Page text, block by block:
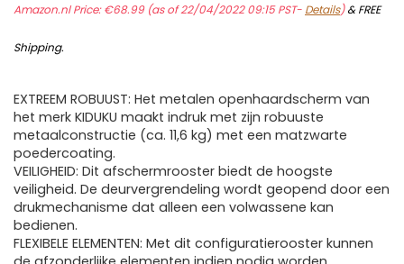
Amazon.nl Price:€68.99(as of 22/04/2022 09:15 PST- Details)&FREE
Shipping.
EXTREEM ROBUUST: Het metalen openhaardscherm van
het merk KIDUKU maakt indruk met zijn robuuste
metaalconstructie (ca. 11,6 kg) met een matzwarte
poedercoating.
VEILIGHEID: Dit afschermrooster biedt de hoogste
veiligheid. De deurvergrendeling wordt geopend door een
drukmechanisme dat alleen een volwassene kan
bedienen.
FLEXIBELE ELEMENTEN: Met dit configuratierooster kunnen